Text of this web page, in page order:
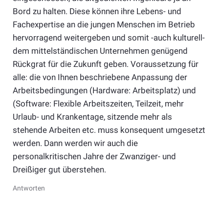
Bord zu halten. Diese können ihre Lebens- und
Fachexpertise an die jungen Menschen im Betrieb
hervorragend weitergeben und somit -auch kulturell-
dem mittelständischen Unternehmen genügend
Rückgrat für die Zukunft geben. Voraussetzung für
alle: die von Ihnen beschriebene Anpassung der
Arbeitsbedingungen (Hardware: Arbeitsplatz) und
(Software: Flexible Arbeitszeiten, Teilzeit, mehr
Urlaub- und Krankentage, sitzende mehr als
stehende Arbeiten etc. muss konsequent umgesetzt
werden. Dann werden wir auch die
personalkritischen Jahre der Zwanziger- und
Dreißiger gut überstehen.
Antworten